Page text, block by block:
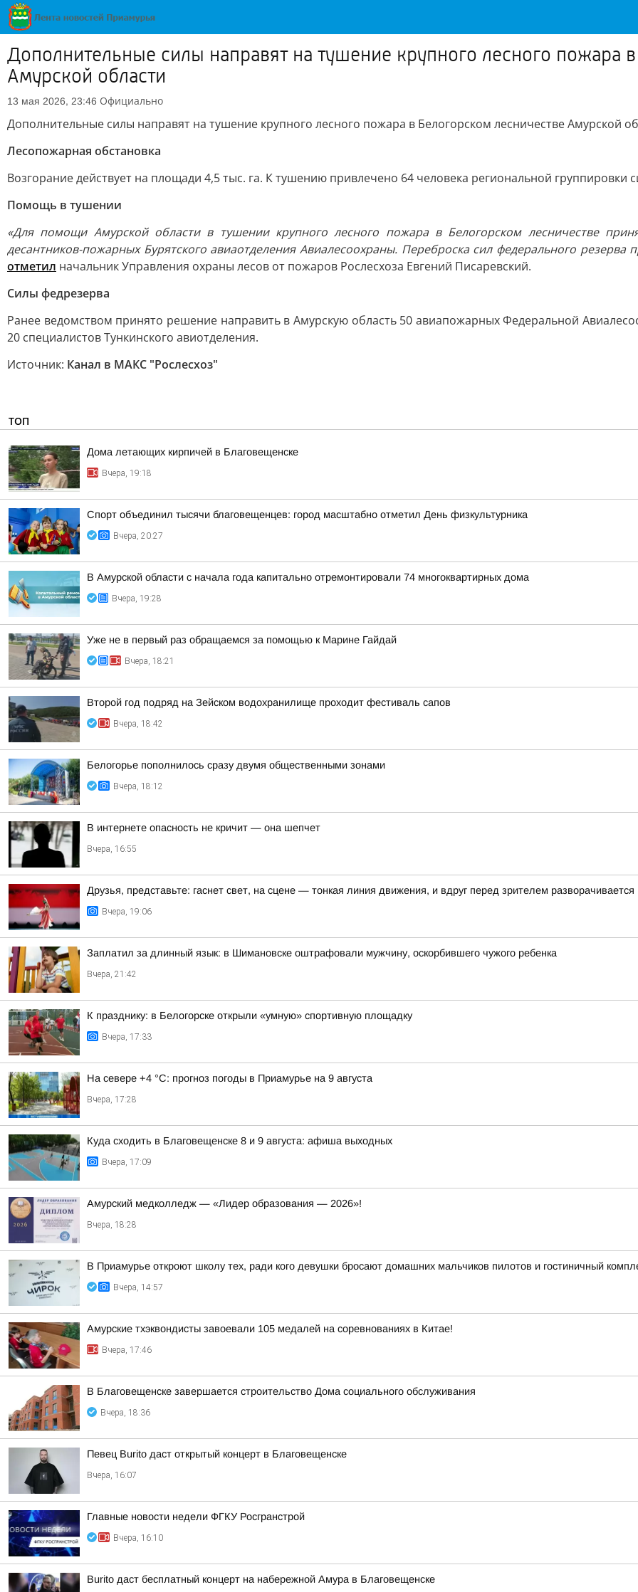
Дополнительные силы направят на тушение крупного лесного пожара
Амурской области
13 мая 2026, 23:46 Официально
Дополнительные силы направят на тушение крупного лесного пожара в Белогорском лесничестве Амурской
Лесопожарная обстановка
Возгорание действует на площади 4,5 тыс. га. К тушению привлечено 64 человека региональной группировки
Помощь в тушении
«Для помощи Амурской области в тушении крупного лесного пожара в Белогорском лесничестве
десантников-пожарных Бурятского авиаотделения Авиалесоохраны. Переброска сил федерального резерва
отметил начальник Управления охраны лесов от пожаров Рослесхоза Евгений Писаревский.
Силы федрезерва
Ранее ведомством принято решение направить в Амурскую область 50 авиапожарных Федеральной
20 специалистов Тункинского авиотделения.
Источник: Канал в МАКС "Рослесхоз"
ТОП
Дома летающих кирпичей в Благовещенске
Вчера, 19:18
Спорт объединил тысячи благовещенцев: город масштабно отметил День физкультурника
Вчера, 20:27
В Амурской области с начала года капитально отремонтировали 74 многоквартирных дома
Вчера, 19:28
Уже не в первый раз обращаемся за помощью к Марине Гайдай
Вчера, 18:21
Второй год подряд на Зейском водохранилище проходит фестиваль сапов
Вчера, 18:42
Белогорье пополнилось сразу двумя общественными зонами
Вчера, 18:12
В интернете опасность не кричит — она шепчет
Вчера, 16:55
Друзья, представьте: гаснет свет, на сцене — тонкая линия движения, и вдруг перед зрителем разворачивается
Вчера, 19:06
Заплатил за длинный язык: в Шимановске оштрафовали мужчину, оскорбившего чужого ребенка
Вчера, 21:42
К празднику: в Белогорске открыли «умную» спортивную площадку
Вчера, 17:33
На севере +4 °С: прогноз погоды в Приамурье на 9 августа
Вчера, 17:28
Куда сходить в Благовещенске 8 и 9 августа: афиша выходных
Вчера, 17:09
Амурский медколледж — «Лидер образования — 2026»!
Вчера, 18:28
В Приамурье откроют школу тех, ради кого девушки бросают домашних мальчиков пилотов и гостиничный
Вчера, 14:57
Амурские тхэквондисты завоевали 105 медалей на соревнованиях в Китае!
Вчера, 17:46
В Благовещенске завершается строительство Дома социального обслуживания
Вчера, 18:36
Певец Burito даст открытый концерт в Благовещенске
Вчера, 16:07
Главные новости недели ФГКУ Росгранстрой
Вчера, 16:10
Burito даст бесплатный концерт на набережной Амура в Благовещенске